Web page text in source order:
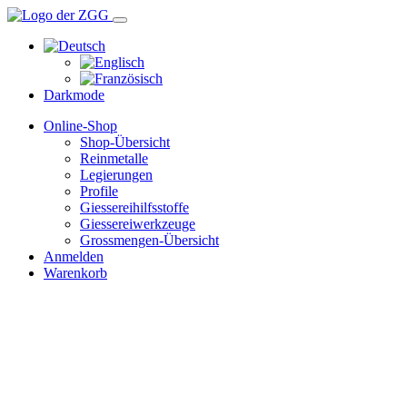
Darkmode
Online-Shop
Shop-Übersicht
Reinmetalle
Legierungen
Profile
Giessereihilfsstoffe
Giessereiwerkzeuge
Grossmengen-Übersicht
Anmelden
Warenkorb